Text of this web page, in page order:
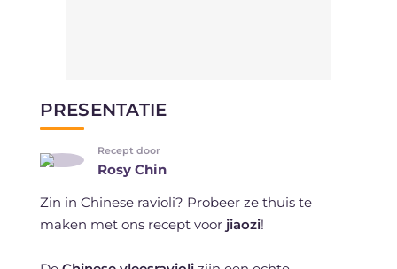
PRESENTATIE
Recept door
Rosy Chin
Zin in Chinese ravioli? Probeer ze thuis te
maken met ons recept voor jiaozi!